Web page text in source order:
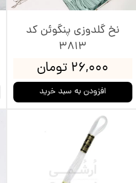
نخ گلدوزی پنگوئن کد
3813
۲۶,۰۰۰ تومان
افزودن به سبد خرید